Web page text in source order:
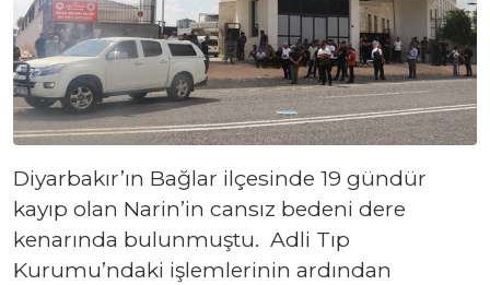
Diyarbakır’ın Bağlar ilçesinde 19 gündür
kayıp olan Narin’in cansız bedeni dere
kenarında bulunmuştu. Adli Tıp
Kurumu’ndaki işlemlerinin ardından